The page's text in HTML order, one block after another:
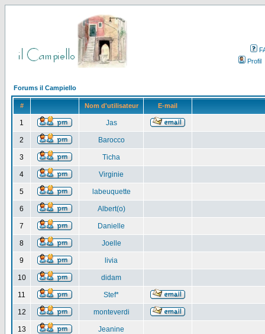
Profil
Forums il Campiello
# Nom d'utilisateur E-mail
1 Jas
2 Barocco
3 Ticha
4 Virginie
5 labeuquette
6 Albert(o)
7 Danielle
8 Joelle
9 livia
10 didam
11 Stef*
12 monteverdi
13 Jeanine